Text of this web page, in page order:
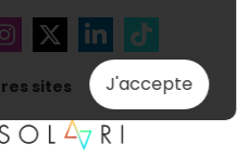
sites J'accepte